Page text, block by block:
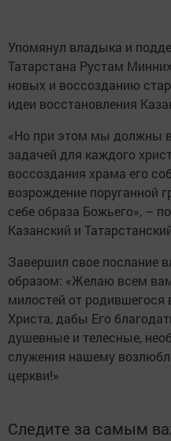
Упомянул владыка и
Татарстана Рустам
новых и воссозданию
идеи восстановления
«Но при этом мы должны
задачей для каждого
воссоздания храма его
возрождение поруганной
себе образа Божьего», –
Казанский и
Завершил свое послание
образом: «Желаю всем
милостей от
Христа, дабы Его
душевные и телесные,
служения нашему
церкви!»
Следите за самым